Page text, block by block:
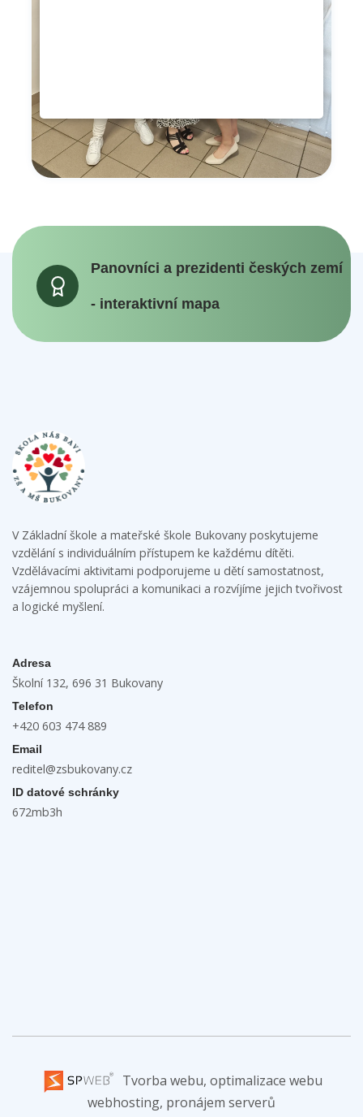
Panovníci a prezidenti českých zemí
- interaktivní mapa
V Základní škole a mateřské škole Bukovany poskytujeme
vzdělání s individuálním přístupem ke každému dítěti.
Vzdělávacími aktivitami podporujeme u dětí samostatnost,
vzájemnou spolupráci a komunikaci a rozvíjíme jejich tvořivost
a logické myšlení.
Adresa
Školní 132, 696 31 Bukovany
Telefon
+420 603 474 889
Email
reditel@zsbukovany.cz
ID datové schránky
672mb3h
Tvorba webu, optimalizace webu
webhosting, pronájem serverů